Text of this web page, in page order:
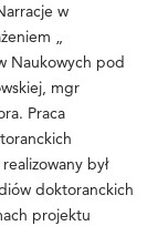
w
„
Naukowych pod
mgr
Praca
był
doktoranckich
projektu